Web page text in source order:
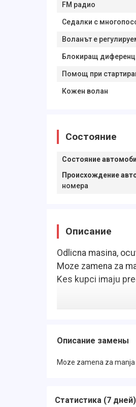
FM радио
Седалки с
Воланът е
Блокиращ
Помощ при
Кожен волан
Состояние
Состояние
Происхождение
номера
Описание
Odlicna masina,
Moze zamena za
Kes kupci imaju
Описание замены
Moze zamena za
Статистика (7 дней)